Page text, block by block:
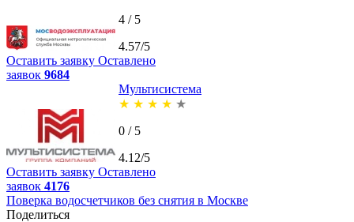
4 / 5
4.57/5
Оставить заявку Оставлено
заявок 9684
Мультисистема
★ ★ ★ ★ ★
0 / 5
4.12/5
Оставить заявку Оставлено
заявок 4176
Поверка водосчетчиков без снятия в Москве
Поделиться